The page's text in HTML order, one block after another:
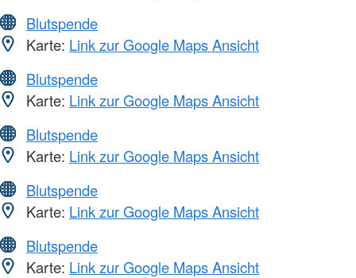
Blutspende
Karte: Link zur Google Maps Ansicht
Blutspende
Karte: Link zur Google Maps Ansicht
Blutspende
Karte: Link zur Google Maps Ansicht
Blutspende
Karte: Link zur Google Maps Ansicht
Blutspende
Karte: Link zur Google Maps Ansicht